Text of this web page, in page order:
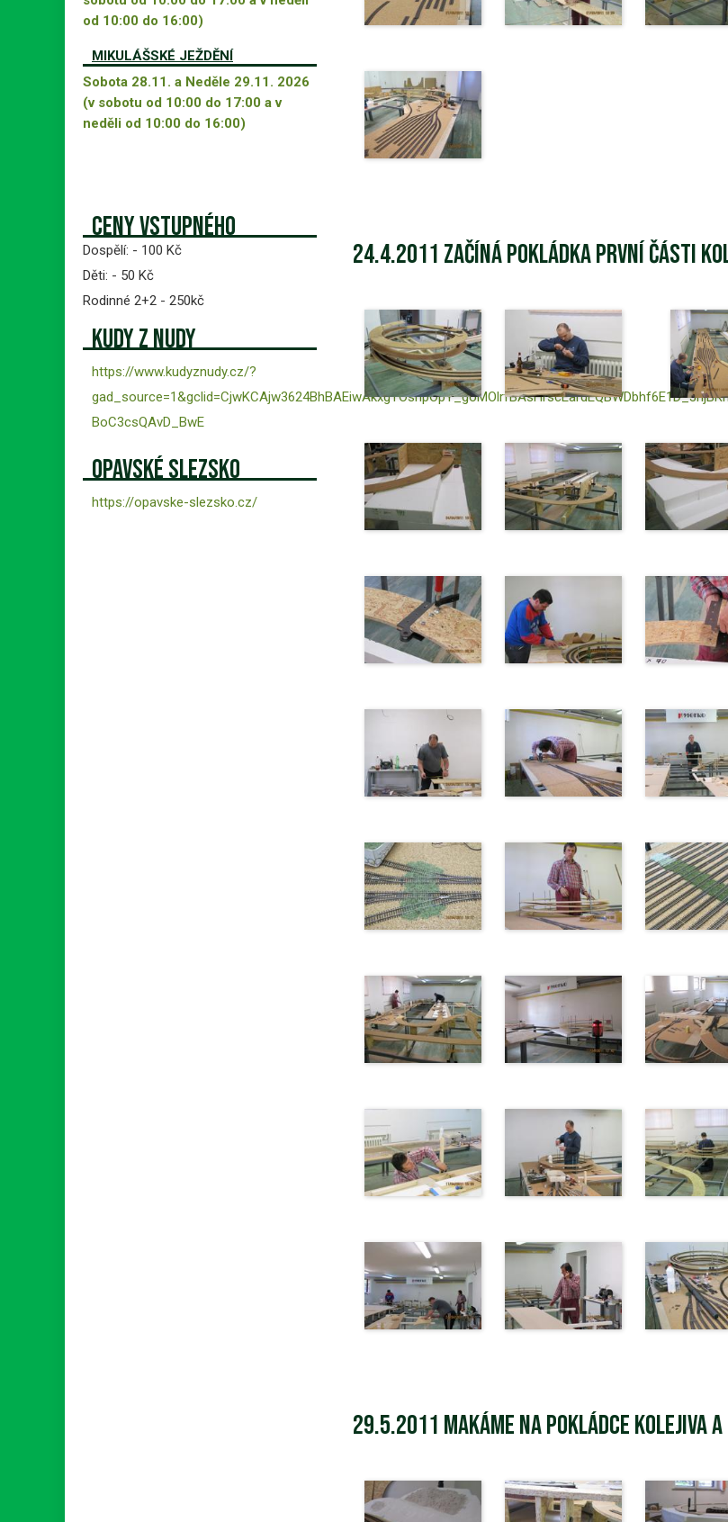
od 10:00 do 16:00)
MIKULÁŠSKÉ JEŽDĚNÍ
Sobota 28.11. a Neděle 29.11. 2026
(v sobotu od 10:00 do 17:00 a v
neděli od 10:00 do 16:00)
Ceny vstupného
Dospělí: - 100 Kč
Děti: - 50 Kč
Rodinné 2+2 - 250kč
Kudy z nudy
https://www.kudyznudy.cz/?
BoC3csQAvD_BwE
Opavské Slezsko
https://opavske-slezsko.cz/
24.4.2011 Začíná pokládka první části
29.5.2011 Makáme na pokládce